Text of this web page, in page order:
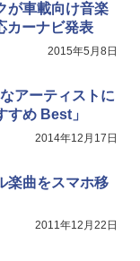
が車載向け音楽
カーナビ発表
2015年5月8日
アーティストに
すめ Best」
2014年12月17日
楽曲をスマホ移
2011年12月22日